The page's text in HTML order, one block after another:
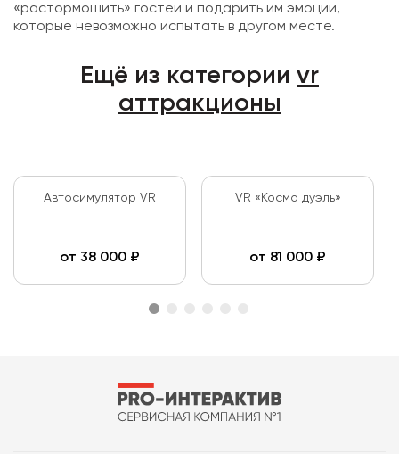
«растормошить» гостей и подарить им эмоции,
которые невозможно испытать в другом месте.
Ещё из категории vr
аттракционы
Автосимулятор VR
от 38 000 ₽
VR «Космо дуэль»
от 81 000 ₽